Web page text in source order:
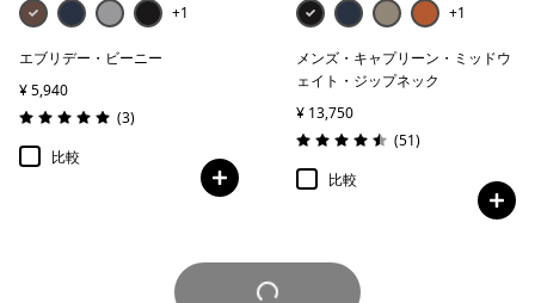
+1
エブリデー・ビーニー
¥ 5,940
評価: 5.0 / 5
(3レビュー
)
比較
+1
メンズ・キャプリーン・ミッドウ
ェイト・ジップネック
¥ 13,750
評価: 4.5 / 5
(51レビュー
)
比較
さらに見る